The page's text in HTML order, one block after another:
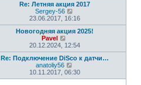
Re: Летняя акция 2017
Sergey-56
е
р
е
т
и
к
о
с
23.06.2017, 16:16
Новогодняя акция 2025!
Pavel
е
р
е
й
т
и
20.12.2024, 12:54
Re: Подключение DiSco к датчи…
anatoliy56
е
р
10.11.2017, 06:30